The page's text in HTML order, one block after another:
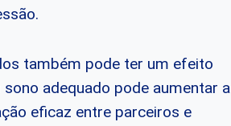
também pode ter um efeito
adequado pode aumentar a
eficaz entre parceiros e